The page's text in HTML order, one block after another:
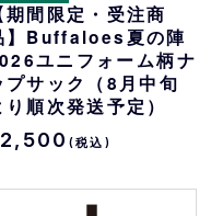
期間限定・受注商
】Buffaloes夏の陣
ユニフォーム柄ナ
プサック（8月中旬
り順次発送予定）
(税込)